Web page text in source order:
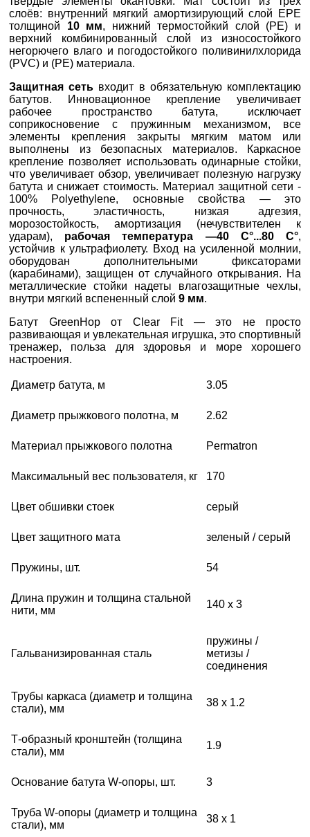
слоёв: внутренний мягкий амортизирующий слой EPE
толщиной 10 мм, нижний термостойкий слой (PE) и
верхний комбинированный слой из износостойкого
негорючего влаго и погодостойкого поливинилхлорида
(PVC) и (PE) материала.
Защитная сеть входит в обязательную комплектацию
батутов. Инновационное крепление увеличивает
рабочее пространство батута, исключает
соприкосновение с пружинным механизмом, все
элементы крепления закрыты мягким матом или
выполнены из безопасных материалов. Каркасное
крепление позволяет использовать одинарные стойки,
что увеличивает обзор, увеличивает полезную нагрузку
батута и снижает стоимость. Материал защитной сети -
100% Polyethylene, основные свойства — это
прочность, эластичность, низкая адгезия,
морозостойкость, амортизация (нечувствителен к
ударам), рабочая температура —40 C°...80 C°,
устойчив к ультрафиолету. Вход на усиленной молнии,
оборудован дополнительными фиксаторами
(карабинами), защищен от случайного открывания. На
металлические стойки надеты влагозащитные чехлы,
внутри мягкий вспененный слой 9 мм.
Батут GreenHop от Clear Fit — это не просто
развивающая и увлекательная игрушка, это спортивный
тренажер, польза для здоровья и море хорошего
настроения.
Диаметр батута, м 3.05
Диаметр прыжкового полотна, м 2.62
Материал прыжкового полотна Permatron
Максимальный вес пользователя, кг 170
Цвет обшивки стоек серый
Цвет защитного мата зеленый / серый
Пружины, шт. 54
Длина пружин и толщина стальной
нити, мм
140 x 3
Гальванизированная сталь
пружины /
метизы /
соединения
Трубы каркаса (диаметр и толщина
стали), мм
38 x 1.2
Т-образный кронштейн (толщина
стали), мм
1.9
Основание батута W-опоры, шт. 3
Труба W-опоры (диаметр и толщина
стали), мм
38 x 1